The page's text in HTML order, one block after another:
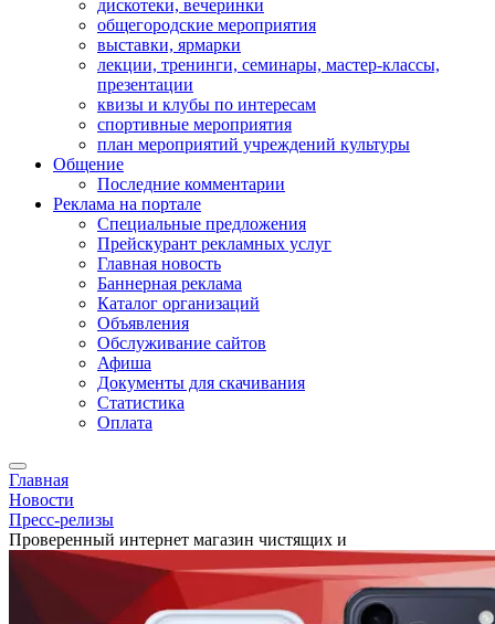
дискотеки, вечеринки
общегородские мероприятия
выставки, ярмарки
лекции, тренинги, семинары, мастер-классы,
презентации
квизы и клубы по интересам
спортивные мероприятия
план мероприятий учреждений культуры
Общение
Последние комментарии
Реклама на портале
Специальные предложения
Прейскурант рекламных услуг
Главная новость
Баннерная реклама
Каталог организаций
Объявления
Обслуживание сайтов
Афиша
Документы для скачивания
Статистика
Оплата
Главная
Новости
Пресс-релизы
Проверенный интернет магазин чистящих и